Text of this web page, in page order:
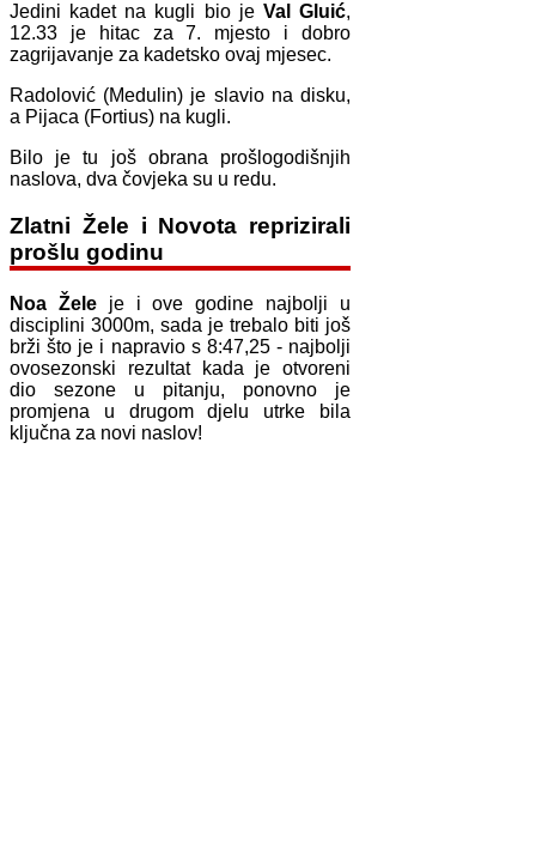
Jedini kadet na kugli bio je Val Gluić,
12.33 je hitac za 7. mjesto i dobro
zagrijavanje za kadetsko ovaj mjesec.
Radolović (Medulin) je slavio na disku,
a Pijaca (Fortius) na kugli.
Bilo je tu još obrana prošlogodišnjih
naslova, dva čovjeka su u redu.
Zlatni Žele i Novota reprizirali
prošlu godinu
Noa Želeje i ove godine najbolji u
disciplini 3000m, sada je trebalo biti još
brži što je i napravio s 8:47,25 - najbolji
ovosezonski rezultat kada je otvoreni
dio sezone u pitanju, ponovno je
promjena u drugom djelu utrke bila
ključna za novi naslov!